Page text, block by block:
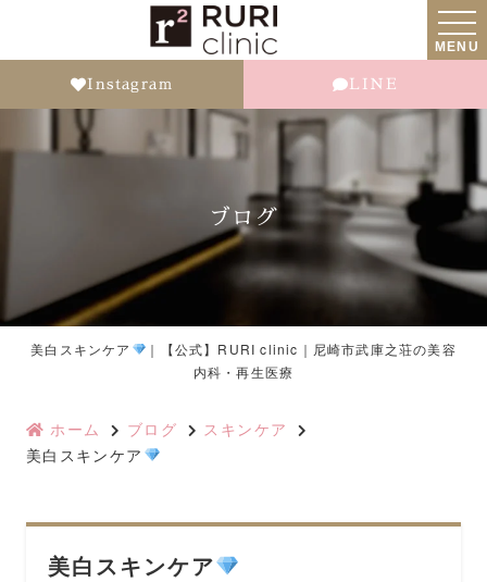
MENU
Instagram LINE
ブログ
美白スキンケア
｜【公式】RURI clinic｜尼崎市武庫之荘の美容
内科・再生医療
ホーム ブログ
スキンケア
美白スキンケア
美白スキンケア